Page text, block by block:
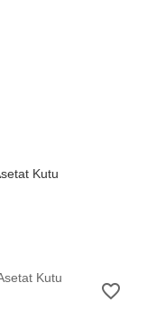
Kutu
favorite_border